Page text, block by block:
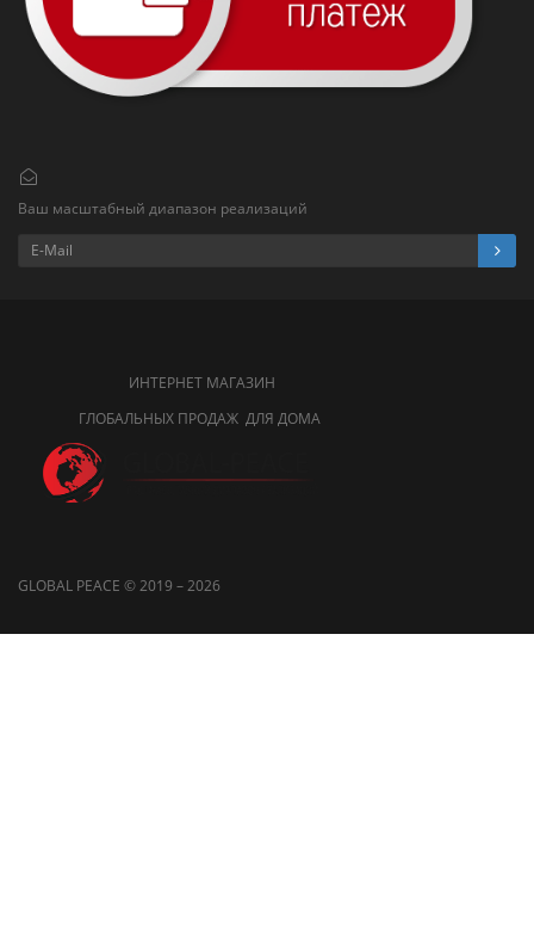
Ваш масштабный диапазон реализаций
ИНТЕРНЕТ МАГАЗИН
ГЛОБАЛЬНЫХ ПРОДАЖ ДЛЯ ДОМА
GLOBAL PEACE © 2019 – 2026